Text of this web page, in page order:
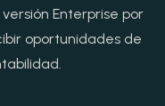
Enterprise por
oportunidades de